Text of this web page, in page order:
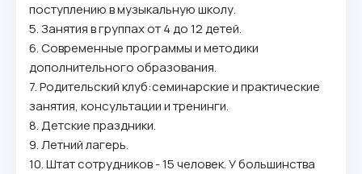
поступлению в музыкальную школу.
5. Занятия в группах от 4 до 12 детей.
6. Современные программы и методики
дополнительного образования.
7. Родительский клуб:семинарские и практические
занятия, консультации и тренинги.
8. Детские праздники.
9. Летний лагерь.
10. Штат сотрудников - 15 человек. У большинства